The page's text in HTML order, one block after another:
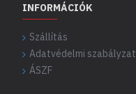
INFORMÁCIÓK
Szállítás
Adatvédelmi szabályzat
ÁSZF